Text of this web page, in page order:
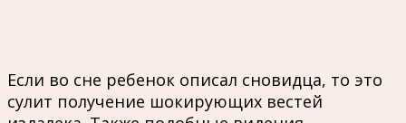
Если во сне ребенок описал сновидца, то это
сулит получение шокирующих вестей